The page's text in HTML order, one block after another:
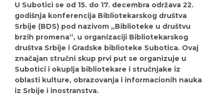
U Subotici se od 15. do 17. decembra održava 22.
godišnja konferencija Bibliotekarskog društva
Srbije (BDS) pod nazivom „Biblioteke u društvu
brzih promena“, u organizaciji Bibliotekarskog
društva Srbije i Gradske biblioteke Subotica. Ovaj
značajan stručni skup prvi put se organizuje u
Subotici i okuplja bibliotekare i stručnjake iz
oblasti kulture, obrazovanja i informacionih nauka
iz Srbije i inostranstva.